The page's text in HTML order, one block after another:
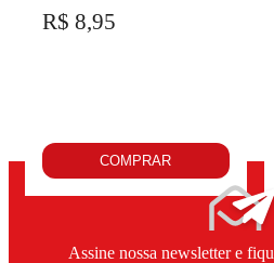
R$ 8,95
COMPRAR
Assine nossa newsletter e